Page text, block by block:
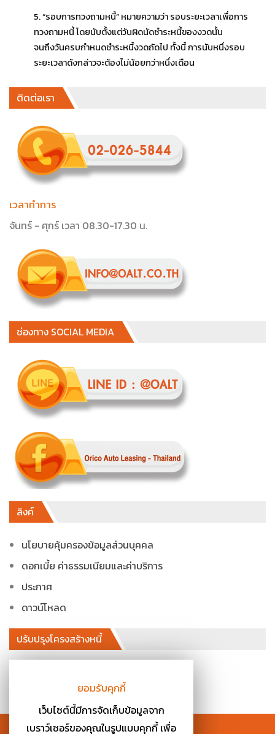
5. “รอบการทวงถามหนี้” หมายความว่า รอบระยะเวลาเพื่อการ
ทวงถามหนี้ โดยนับตั้งแต่วันผิดนัดชำระหนี้ของงวดนั้น
จนถึงวันครบกำหนดชำระหนี้งวดถัดไป ทั้งนี้ การนับหนึ่งรอบ
ระยะเวลาดังกล่าวจะต้องไม่น้อยกว่าหนึ่งเดือน
ติดต่อเรา
เวลาทำการ
จันทร์ - ศุกร์ เวลา 08.30-17.30 น.
ช่องทาง SOCIAL MEDIA
ลิงค์
นโยบายคุ้มครองข้อมูลส่วนบุคคล
ดอกเบี้ย ค่าธรรมเนียมและค่าบริการ
ประกาศ
ดาวน์โหลด
ปรับปรุงโครงสร้างหนี้
ไอดีไลน์ : @oaltresยอมรับคุกกี้
เว็บไซต์นี้มีการจัดเก็บข้อมูลจาก
เบราว์เซอร์ของคุณในรูปแบบคุกกี้ เพื่อ